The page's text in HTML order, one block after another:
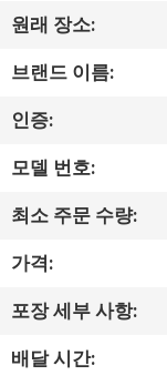
VR
우
리
에
대
하
원래 장소:
브랜드 이름:
인증:
모델 번호:
최소 주문 수량:
가격:
포장 세부 사항:
배달 시간: